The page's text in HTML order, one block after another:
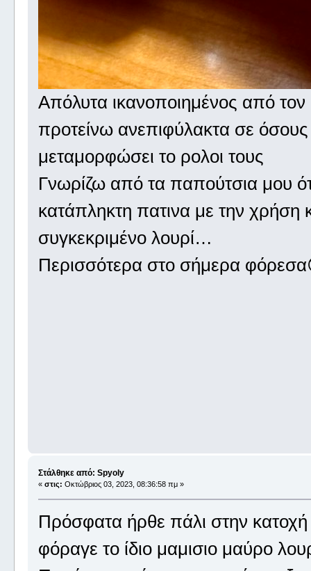
Απόλυτα ικανοποιημένος από τον
προτείνω ανεπιφύλακτα σε
μεταμορφώσει το ρολοι τους
Γνωρίζω από τα παπούτσια μου
κατάπληκτη πατινα με την χρήση
συγκεκριμένο λουρί…
Περισσότερα στο σήμερα
Στάλθηκε από: Spyoly
« στις: Οκτώβριος 03, 2023, 08:36:58 πμ »
Πρόσφατα ήρθε πάλι στην
φόραγε το ίδιο μαμισιο μαύρο